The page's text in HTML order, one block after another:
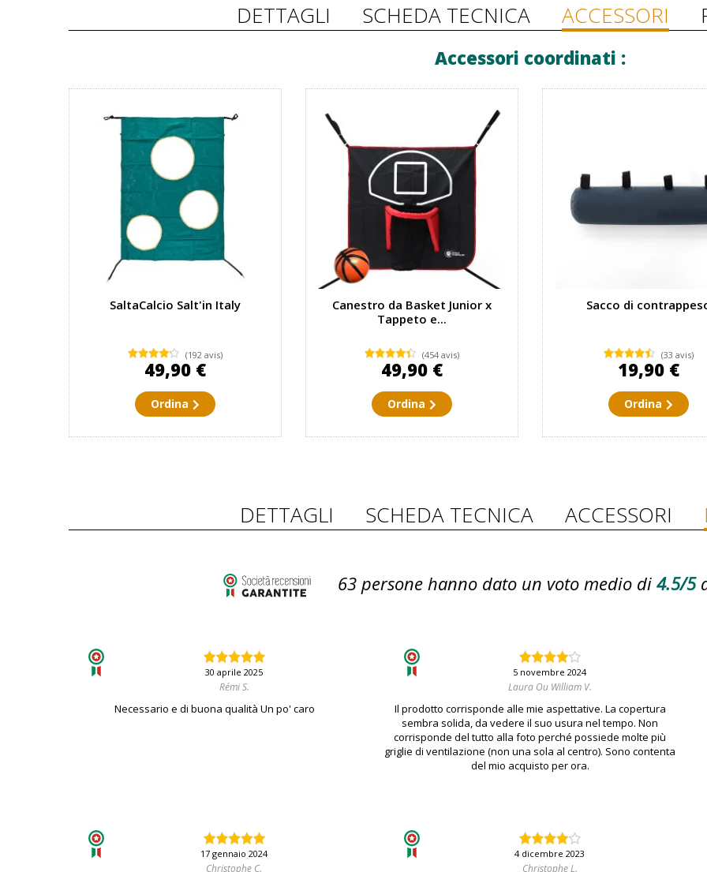
DETTAGLI SCHEDA TECNICA ACCESSORI
Accessori coordinati :
SaltaCalcio Salt'in Italy
(192 avis)
49,90 €
Ordina
Canestro da Basket Junior x
Tappeto e...
(454 avis)
49,90 €
Ordina
Sacco di
(33 avis)
19,90 €
Ordina
DETTAGLI SCHEDA TECNICA ACCESSORI
63persone hanno dato un voto medio di4.5/5
30 aprile 2025
Rémi S.
Necessario e di buona qualità Un po' caro
5 novembre 2024
Laura Ou William V.
Il prodotto corrisponde alle mie aspettative. La copertura
sembra solida, da vedere il suo usura nel tempo. Non
corrisponde del tutto alla foto perché possiede molte più
griglie di ventilazione (non una sola al centro). Sono contenta
del mio acquisto per ora.
17 gennaio 2024
Christophe C.
4 dicembre 2023
Christophe L.